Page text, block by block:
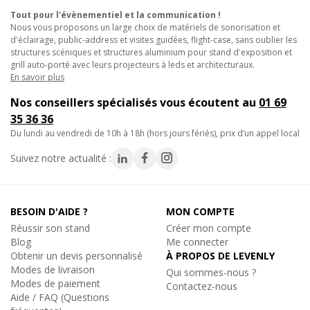
Tout pour l'évènementiel et la communication !
Nous vous proposons un large choix de matériels de sonorisation et
d'éclairage, public-address et visites guidées, flight-case, sans oublier les
structures scéniques et structures aluminium pour stand d'exposition et
grill auto-porté avec leurs projecteurs à leds et architecturaux.
En savoir plus
Nos conseillers spécialisés vous écoutent au 01 69
35 36 36
du lundi au vendredi de 10h à 18h (hors jours fériés), prix d’un appel local
Suivez notre actualité :
BESOIN D'AIDE ?
Réussir son stand
Blog
Obtenir un devis personnalisé
Modes de livraison
Modes de paiement
Aide / FAQ (Questions
MON COMPTE
Créer mon compte
Me connecter
À PROPOS DE LEVENLY
Qui sommes-nous ?
Contactez-nous